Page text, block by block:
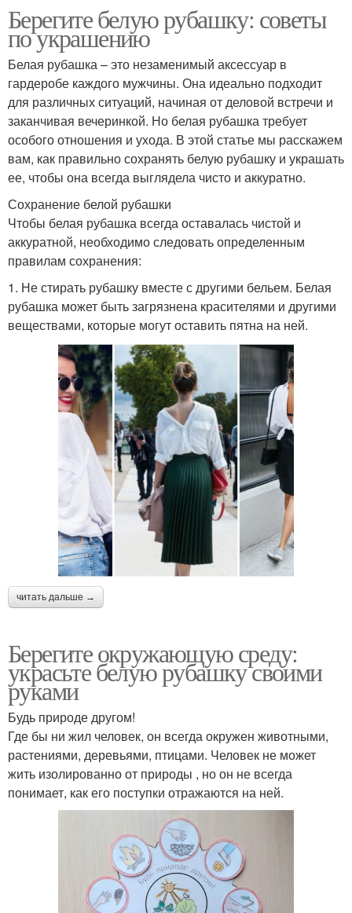
Берегите белую рубашку: советы
по украшению
Белая рубашка – это незаменимый аксессуар в
гардеробе каждого мужчины. Она идеально подходит
для различных ситуаций, начиная от деловой встречи и
заканчивая вечеринкой. Но белая рубашка требует
особого отношения и ухода. В этой статье мы расскажем
вам, как правильно сохранять белую рубашку и украшать
ее, чтобы она всегда выглядела чисто и аккуратно.
Сохранение белой рубашки
Чтобы белая рубашка всегда оставалась чистой и
аккуратной, необходимо следовать определенным
правилам сохранения:
1. Не стирать рубашку вместе с другими бельем. Белая
рубашка может быть загрязнена красителями и другими
веществами, которые могут оставить пятна на ней.
читать дальше →
Берегите окружающую среду:
украсьте белую рубашку своими
руками
Будь природе другом!
Где бы ни жил человек, он всегда окружен животными,
растениями, деревьями, птицами. Человек не может
жить изолированно от природы , но он не всегда
понимает, как его поступки отражаются на ней.